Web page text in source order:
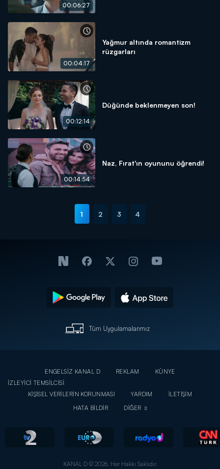
00:06:27
00:04:17
Yağmur altında romantizm
rüzgarları
00:12:14
Düğünde beklenmeyen son!
00:14:54
Naz, Fırat'ın oyununu öğrendi!
1 2 3 4
Tüm Uygulamalarımız
ENGELSİZ KANAL D REKLAM
KÜNYE
İZLEYİCİ TEMSİLCİSİ
KİŞİSEL VERİLERİN KORUNMASI
YARDIM
İLETİŞİM
HATA BİLDİR
DİĞER
KANAL D © 2026. Her Hakkı Saklıdır.